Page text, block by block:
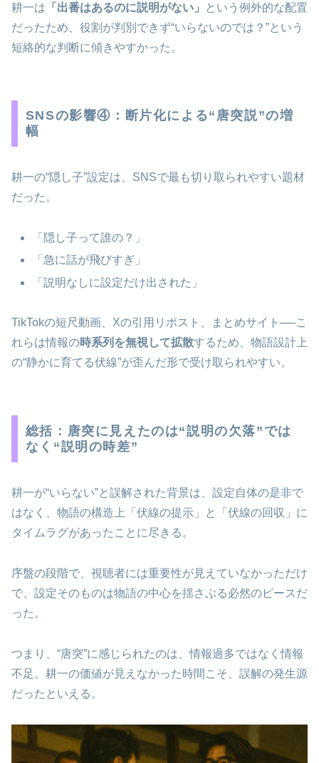
耕一は 「出番はあるのに説明がない」
という例外的な配置
だったため、役割が判別できず“いらないのでは？”という
短絡的な判断に傾きやすかった。
SNSの影響④：断片化による“唐突説”の増
幅
耕一の“隠し子”設定は、SNSで最も切り取られやすい題材
だった。
「隠し子って誰の？」
「急に話が飛びすぎ」
「説明なしに設定だけ出された」
TikTokの短尺動画、Xの引用リポスト、まとめサイト──こ
れらは情報の時系列を無視して拡散するため、物語設計上
の“静かに育てる伏線”が歪んだ形で受け取られやすい。
総括：唐突に見えたのは“説明の欠落”では
なく“説明の時差”
耕一が“いらない”と誤解された背景は、設定自体の是非で
はなく、物語の構造上「伏線の提示」と「伏線の回収」に
タイムラグがあったことに尽きる。
序盤の段階で、視聴者には重要性が見えていなかっただけ
で、設定そのものは物語の中心を揺さぶる必然のピースだ
った。
つまり、“唐突”に感じられたのは、情報過多ではなく情報
不足。耕一の価値が見えなかった時間こそ、誤解の発生源
だったといえる。